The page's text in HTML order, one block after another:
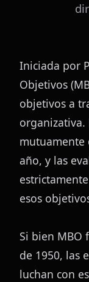
Iniciada por
Objetivos
objetivos a
organizativa.
mutuamente
año, y las
esos
Si bien MBO
de 1950, las
luchan con